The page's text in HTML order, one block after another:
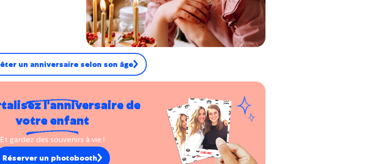
un anniversaire selon son âge
l'anniversaire de
votre enfant
Et gardez des souvenirs à vie !
Réserver un photobooth